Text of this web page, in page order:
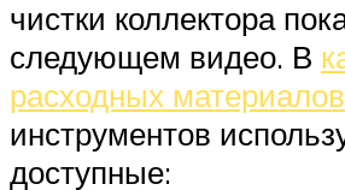
чистки коллектора
следующем видео. В
расходных материалов
инструментов
доступные: